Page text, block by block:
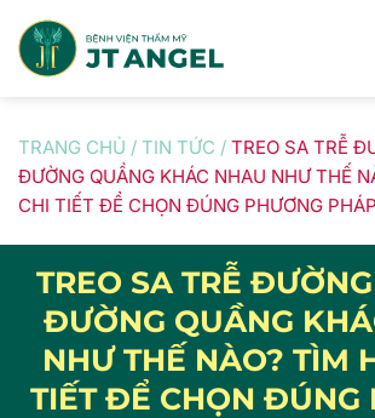
content
TRANG CHỦ / TIN TỨC / TREO SA TRỄ
ĐƯỜNG QUẦNG KHÁC NHAU NHƯ THẾ
CHI TIẾT ĐỂ CHỌN ĐÚNG PHƯƠNG
TREO SA TRỄ
ĐƯỜNG QUẦNG
NHƯ THẾ NÀO? TÌM
TIẾT ĐỂ CHỌN ĐÚNG